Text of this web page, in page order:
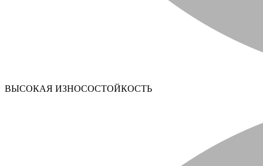
ВЫСОКАЯ ИЗНОСОСТОЙКОСТЬ